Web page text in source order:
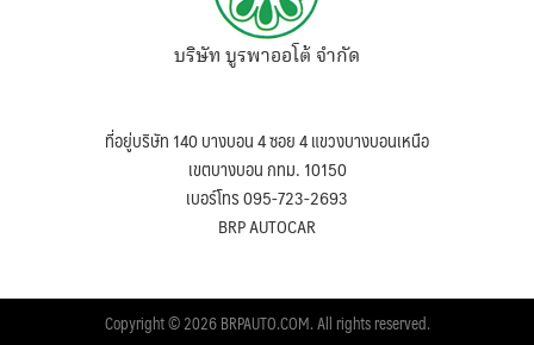
บริษัท บูรพาออโต้ จำกัด
ที่อยู่บริษัท 140 บางบอน 4 ซอย 4 แขวงบางบอนเหนือ
เขตบางบอน กทม. 10150
เบอร์โทร 095-723-2693
BRP AUTOCAR
Copyright © 2026 BRPAUTO.COM. All rights reserved.